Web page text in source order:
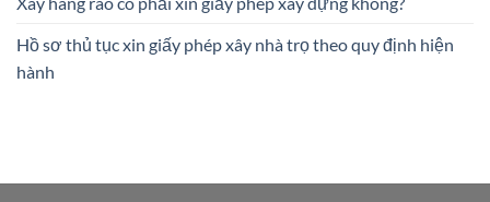
Hồ sơ thủ tục xin giấy phép xây nhà trọ theo quy định hiện
hành